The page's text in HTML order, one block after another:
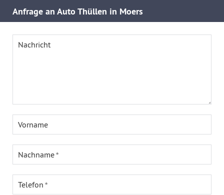
Anfrage an Auto Thüllen in Moers
Nachricht
Vorname
Nachname
Telefon